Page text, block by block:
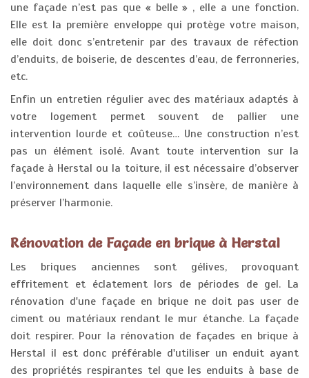
une façade n’est pas que « belle » , elle a une fonction.
Elle est la première enveloppe qui protège votre maison,
elle doit donc s’entretenir par des travaux de réfection
d’enduits, de boiserie, de descentes d’eau, de ferronneries,
etc.
Enfin un entretien régulier avec des matériaux adaptés à
votre logement permet souvent de pallier une
intervention lourde et coûteuse… Une construction n’est
pas un élément isolé. Avant toute intervention sur la
façade à Herstal ou la toiture, il est nécessaire d’observer
l’environnement dans laquelle elle s’insère, de manière à
préserver l’harmonie.
Rénovation de Façade en brique à Herstal
Les briques anciennes sont gélives, provoquant
effritement et éclatement lors de périodes de gel. La
rénovation d'une façade en brique ne doit pas user de
ciment ou matériaux rendant le mur étanche. La façade
doit respirer. Pour la rénovation de façades en brique à
Herstal il est donc préférable d'utiliser un enduit ayant
des propriétés respirantes tel que les enduits à base de